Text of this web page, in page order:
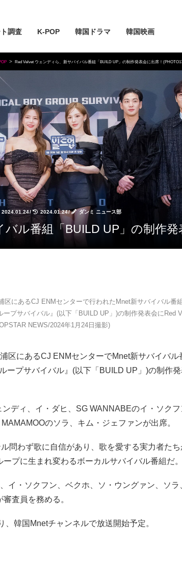
調査 K-POP 韓国ドラマ 韓国映画
Red Velvet ウェンディら、新サバイバル番組「BUILD UP」の制作発表会に出席！
2024.01.24/ 2024.01.24/ ダンミ ニュース部
バル番組「BUILD UP」の制作
区にあるCJ ENMセンターで行われたMnet新サバイバル番
ープサバイバル』(以下「BUILD UP」)の制作発表会にRed
NEWS/2024年1月24日撮影)
区にあるCJ ENMセンターでMnet新サバイバル
ープサバイバル』(以下「BUILD UP」)の制作
ディ、イ・ダヒ、SG WANNABEのイ・ソクフ
のソラ、キム・ジェファンが出席。
ル問わず歌に自信があり、歌を愛する実力者た
プに生まれ変わるボーカルサバイバル番組だ。
イ・ソクフン、ベクホ、ソ・ウングァン、ソラ
査員を務める。
、韓国Mnetチャンネルで放送開始予定。